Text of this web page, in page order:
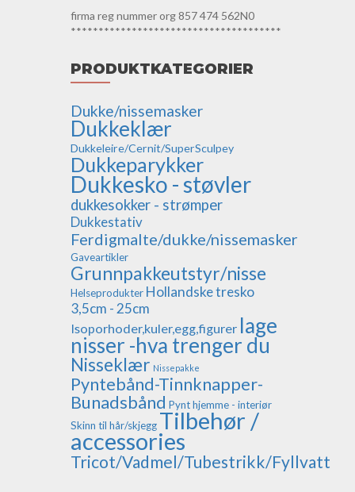
firma reg nummer org 857 474 562N0
**************************************
PRODUKTKATEGORIER
Dukke/nissemasker
Dukkeklær
Dukkeleire/Cernit/SuperSculpey
Dukkeparykker
Dukkesko - støvler
dukkesokker - strømper
Dukkestativ
Ferdigmalte/dukke/nissemasker
Gaveartikler
Grunnpakkeutstyr/nisse
Helseprodukter Hollandske tresko
3,5cm - 25cm
Isoporhoder,kuler,egg,figurer lage
nisser -hva trenger du
Nisseklær Nissepakke
Pyntebånd-Tinnknapper-
Bunadsbånd Pynt hjemme - interiør
Skinn til hår/skjegg Tilbehør /
accessories
Tricot/Vadmel/Tubestrikk/Fyllvatt